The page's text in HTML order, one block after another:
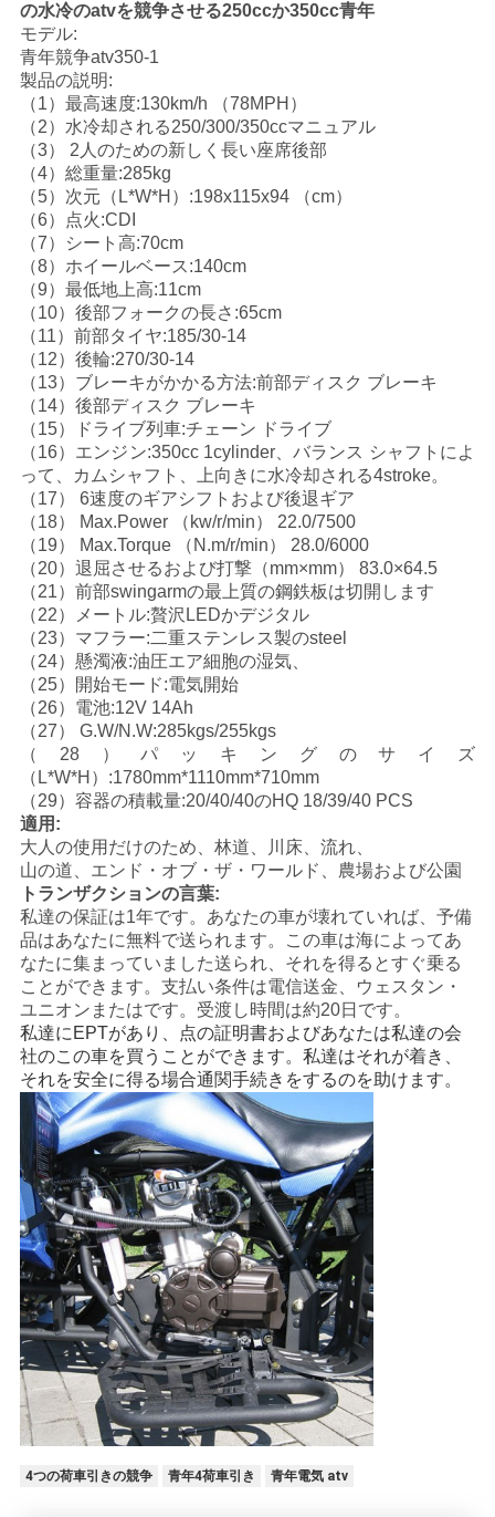
し
な
さ
い
引
用
を
要
求
し
な
さ
い
地
図
プ
ラ
イ
バ
シ
ー
ポ
リ
シ
ー
の水冷のatvを競争させる250ccか350cc青年
モデル:
青年競争atv350-1
製品の説明:
（1）最高速度:130km/h （78MPH）
（2）水冷却される250/300/350ccマニュアル
（3） 2人のための新しく長い座席後部
（4）総重量:285kg
（5）次元（L*W*H）:198x115x94 （cm）
（6）点火:CDI
（7）シート高:70cm
（8）ホイールベース:140cm
（9）最低地上高:11cm
（10）後部フォークの長さ:65cm
（11）前部タイヤ:185/30-14
（12）後輪:270/30-14
（13）ブレーキがかかる方法:前部ディスク ブレーキ
（14）後部ディスク ブレーキ
（15）ドライブ列車:チェーン ドライブ
（16）エンジン:350cc 1cylinder、バランス シャフトによ
って、カムシャフト、上向きに水冷却される4stroke。
（17） 6速度のギアシフトおよび後退ギア
（18） Max.Power （kw/r/min） 22.0/7500
（19） Max.Torque （N.m/r/min） 28.0/6000
（20）退屈させるおよび打撃（mm×mm） 83.0×64.5
（21）前部swingarmの最上質の鋼鉄板は切開します
（22）メートル:贅沢LEDかデジタル
（23）マフラー:二重ステンレス製のsteel
（24）懸濁液:油圧エア細胞の湿気、
（25）開始モード:電気開始
（26）電池:12V 14Ah
（27） G.W/N.W:285kgs/255kgs
（28）パッキングのサイズ
（L*W*H）:1780mm*1110mm*710mm
（29）容器の積載量:20/40/40のHQ 18/39/40 PCS
適用:
大人の使用だけのため、林道、川床、流れ、
山の道、エンド・オブ・ザ・ワールド、農場および公園
トランザクションの言葉:
私達の保証は1年です。あなたの車が壊れていれば、予備
品はあなたに無料で送られます。この車は海によってあ
なたに集まっていました送られ、それを得るとすぐ乗る
ことができます。支払い条件は電信送金、ウェスタン・
ユニオンまたはです。受渡し時間は約20日です。
私達にEPTがあり、点の証明書およびあなたは私達の会
社のこの車を買うことができます。私達はそれが着き、
それを安全に得る場合通関手続きをするのを助けます。
4つの荷車引きの競争 青年4荷車引き 青年電気 atv